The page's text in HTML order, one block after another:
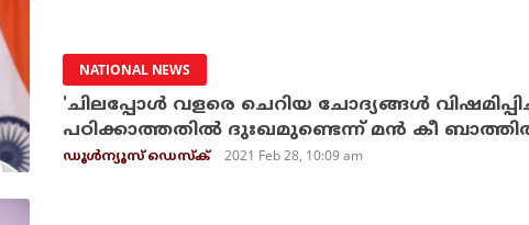
NATIONAL NEWS
'ചിലപ്പോള്‍ വളരെ ചെറിയ ചോദ്യങ്ങള്‍
പഠിക്കാത്തതില്‍ ദുഃഖമുണ്ടെന്ന് മന്‍ കീ
ഡൂള്‍ന്യൂസ് ഡെസ്‌ക് 2021 Feb 28, 10:09 am